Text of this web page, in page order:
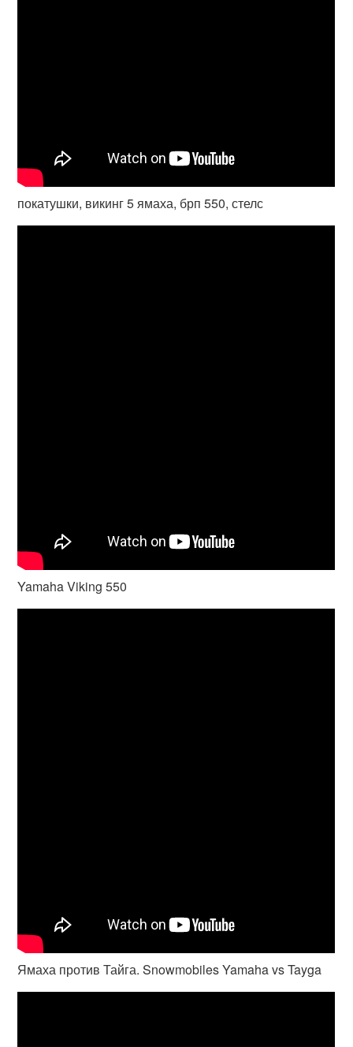
покатушки, викинг 5 ямаха, брп 550, стелс
Yamaha Viking 550
Ямаха против Тайга. Snowmobiles Yamaha vs Tayga